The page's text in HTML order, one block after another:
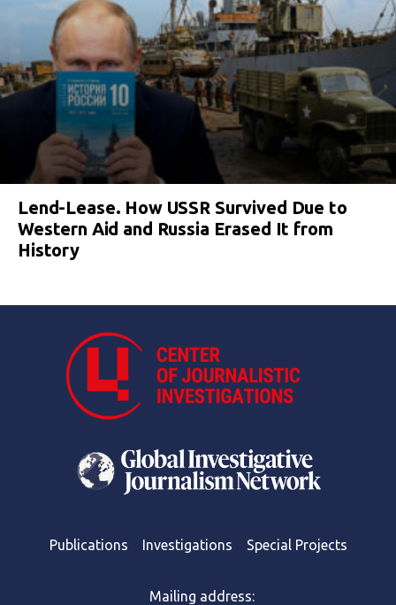
Lend-Lease. How USSR Survived Due to
Western Aid and Russia Erased It from
History
Publications Investigations Special Projects
Mailing address: